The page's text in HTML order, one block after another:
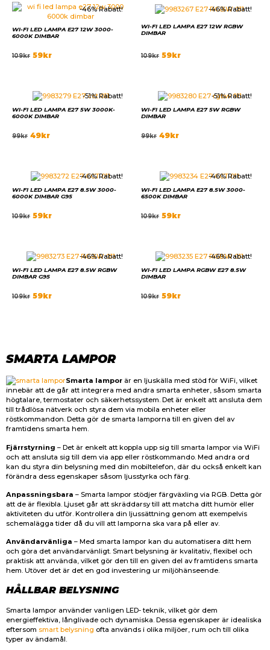
-46% Rabatt!
WI-FI LED LAMPA E27 12W 3000-
6000K DIMBAR
109kr 59kr
-46% Rabatt!
WI-FI LED LAMPA E27 12W RGBW
DIMBAR
109kr 59kr
-51% Rabatt!
WI-FI LED LAMPA E27 5W 3000K-
6000K DIMBAR
99kr 49kr
-51% Rabatt!
WI-FI LED LAMPA E27 5W RGBW
DIMBAR
99kr 49kr
-46% Rabatt!
WI-FI LED LAMPA E27 8.5W 3000-
6000K DIMBAR G95
109kr 59kr
-46% Rabatt!
WI-FI LED LAMPA E27 8.5W 3000-
6500K DIMBAR
109kr 59kr
-46% Rabatt!
WI-FI LED LAMPA E27 8.5W RGBW
DIMBAR G95
109kr 59kr
-46% Rabatt!
WI-FI LED LAMPA RGBW E27 8.5W
DIMBAR
109kr 59kr
SMARTA LAMPOR
Smarta lampor är en ljuskälla med stöd för WiFi, vilket
innebär att de går att integrera med andra smarta enheter, såsom smarta
högtalare, termostater och säkerhetssystem. Det är enkelt att ansluta dem
till trådlösa nätverk och styra dem via mobila enheter eller
röstkommandon. Detta gör de smarta lamporna till en given del av
framtidens smarta hem.
Fjärrstyrning – Det är enkelt att koppla upp sig till smarta lampor via WiFi
och att ansluta sig till dem via app eller röstkommando. Med andra ord
kan du styra din belysning med din mobiltelefon, där du också enkelt kan
förändra dess egenskaper såsom ljusstyrka och färg.
Anpassningsbara – Smarta lampor stödjer färgväxling via RGB. Detta gör
att de är flexibla. Ljuset går att skräddarsy till att matcha ditt humör eller
aktiviteten du utför. Kontrollera din ljussättning genom att exempelvis
schemalägga tider då du vill att lamporna ska vara på eller av.
Användarvänliga – Med smarta lampor kan du automatisera ditt hem
och göra det användarvänligt. Smart belysning är kvalitativ, flexibel och
praktisk att använda, vilket gör den till en given del av framtidens smarta
hem. Utöver det är det en god investering ur miljöhänseende.
HÅLLBAR BELYSNING
Smarta lampor använder vanligen LED- teknik, vilket gör dem
energieffektiva, långlivade och dynamiska. Dessa egenskaper är idealiska
eftersom smart belysning ofta används i olika miljöer, rum och till olika
typer av ändamål.